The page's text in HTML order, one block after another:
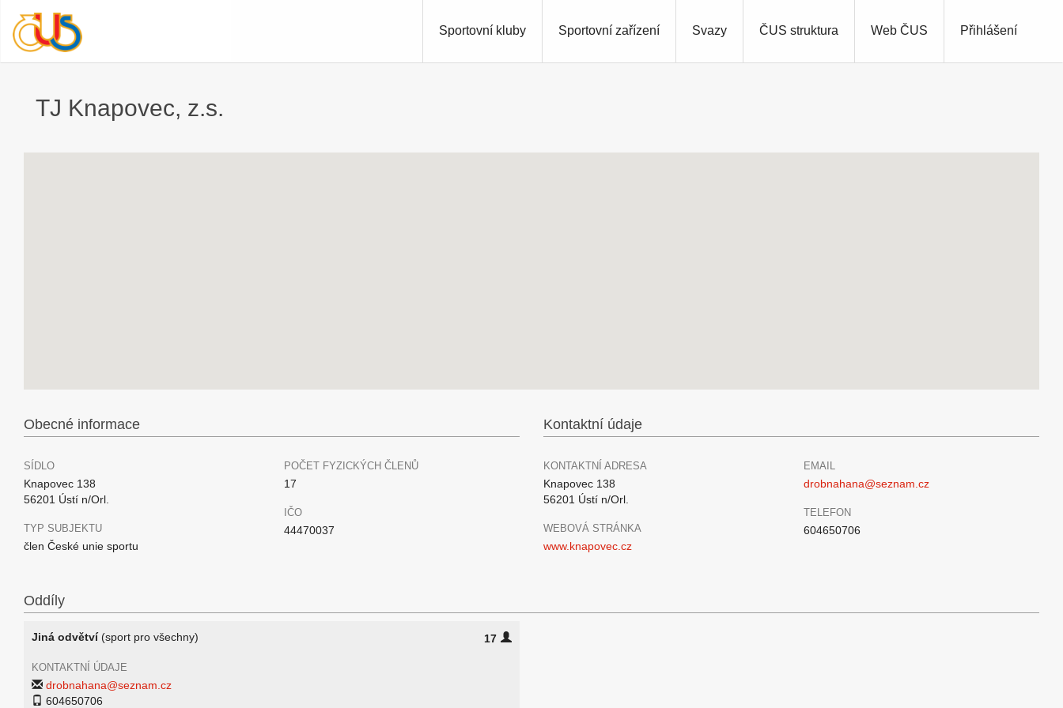
Přihlášení
Sportovní kluby Sportovní zařízení Svazy ČUS struktura Web ČUS
TJ Knapovec, z.s.
Obecné informace
SÍDLO
Knapovec 138
56201 Ústí n/Orl.
TYP SUBJEKTU
člen České unie sportu
POČET FYZICKÝCH ČLENŮ
17
IČO
44470037
Kontaktní údaje
KONTAKTNÍ ADRESA
Knapovec 138
56201 Ústí n/Orl.
WEBOVÁ STRÁNKA
www.knapovec.cz
EMAIL
drobnahana@seznam.cz
TELEFON
604650706
Oddíly
Jiná odvětví(sport pro všechny) 17
KONTAKTNÍ ÚDAJE
drobnahana@seznam.cz
604650706